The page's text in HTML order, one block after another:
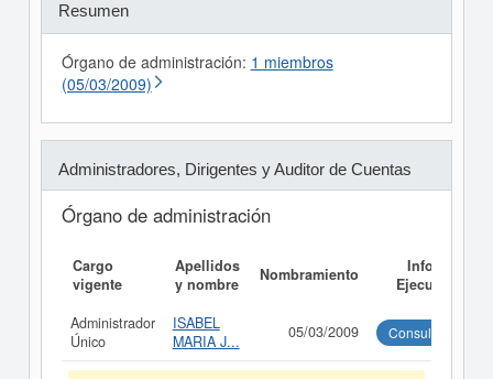
Resumen
Órgano de administración: 1 miembros
(05/03/2009)
Administradores, Dirigentes y Auditor de Cuentas
Órgano de administración
Cargo
vigente
Apellidos
y nombre
Nombramiento
Informe
Ejecutivo
Administrador
Único
ISABEL
MARIA J...
05/03/2009 Consultar